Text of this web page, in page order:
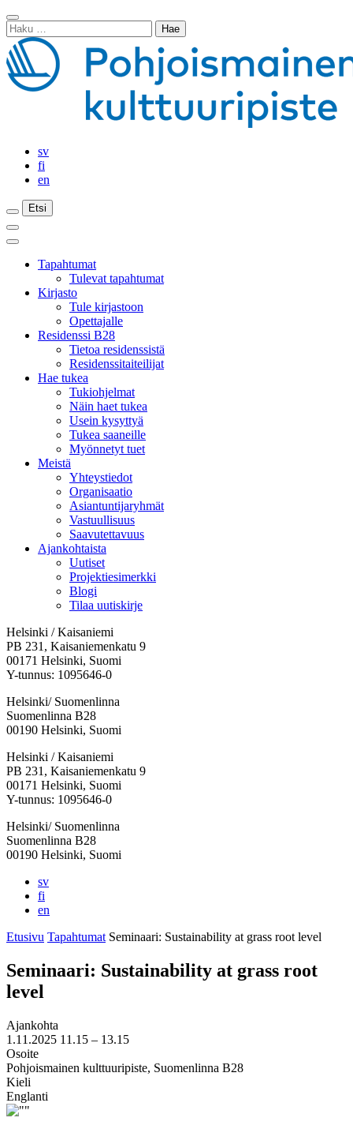
Siirry
sisältöön
Sulje
haku
Haku:
sv
fi
en
Etsi
Etsi
Etsi
Päävalikko
Sulje
päävalikkoTapahtumat
Tulevat tapahtumat
Kirjasto
Tule kirjastoon
Opettajalle
Residenssi B28
Tietoa residenssistä
Residenssitaiteilijat
Hae tukea
Tukiohjelmat
Näin haet tukea
Usein kysyttyä
Tukea saaneille
Myönnetyt tuet
Meistä
Yhteystiedot
Organisaatio
Asiantuntijaryhmät
Vastuullisuus
Saavutettavuus
Ajankohtaista
Uutiset
Projektiesimerkki
Blogi
Tilaa uutiskirje
Helsinki / Kaisaniemi
PB 231, Kaisaniemenkatu 9
00171 Helsinki, Suomi
Y-tunnus: 1095646-0
Helsinki/ Suomenlinna
Suomenlinna B28
00190 Helsinki, Suomi
Facebook:
Avataan
uuteen
välilehteen
Instagram:
Avataan
uuteen
välilehteen
TikTok:
Avataan
uuteen
välilehteen
Youtube:
Avataan
uuteen
välilehteen
Vimeo:
Avataan
uuteen
välilehteen
Helsinki / Kaisaniemi
PB 231, Kaisaniemenkatu 9
00171 Helsinki, Suomi
Y-tunnus: 1095646-0
Helsinki/ Suomenlinna
Suomenlinna B28
00190 Helsinki, Suomi
sv
fi
en
Etusivu Tapahtumat Seminaari: Sustainability at grass root level
Seminaari: Sustainability at grass root
level
Ajankohta
1.11.2025 11.15 – 13.15
Osoite
Pohjoismainen kulttuuripiste, Suomenlinna B28
Kieli
Englanti